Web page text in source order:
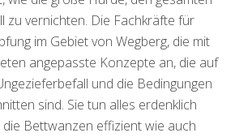
zu vernichten. Die Fachkräfte für
im Gebiet von Wegberg, die mit
angepasste Konzepte an, die auf
und die Bedingungen
sind. Sie tun alles erdenklich
Bettwanzen effizient wie auch